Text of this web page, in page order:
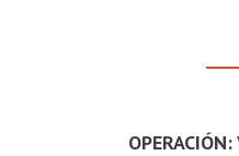
OPERACIÓN: